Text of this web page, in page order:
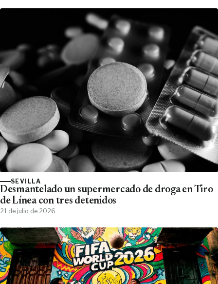
SEVILLA
Desmantelado un supermercado de droga en Tiro
de Línea con tres detenidos
21 de julio de 2026